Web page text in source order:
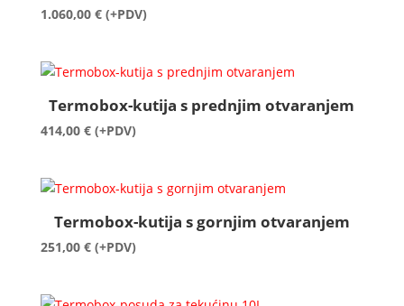
1.060,00 € (+PDV)
Termobox-kutija s prednjim otvaranjem
414,00 € (+PDV)
Termobox-kutija s gornjim otvaranjem
251,00 € (+PDV)